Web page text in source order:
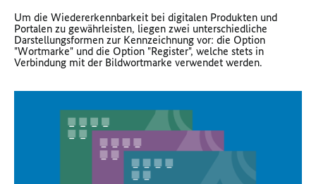
Um die Wiedererkennbarkeit bei digitalen Produkten und
Portalen zu gewährleisten, liegen zwei unterschiedliche
Darstellungsformen zur Kennzeichnung vor: die Option
"Wortmarke" und die Option "Register", welche stets in
Verbindung mit der Bildwortmarke verwendet werden.